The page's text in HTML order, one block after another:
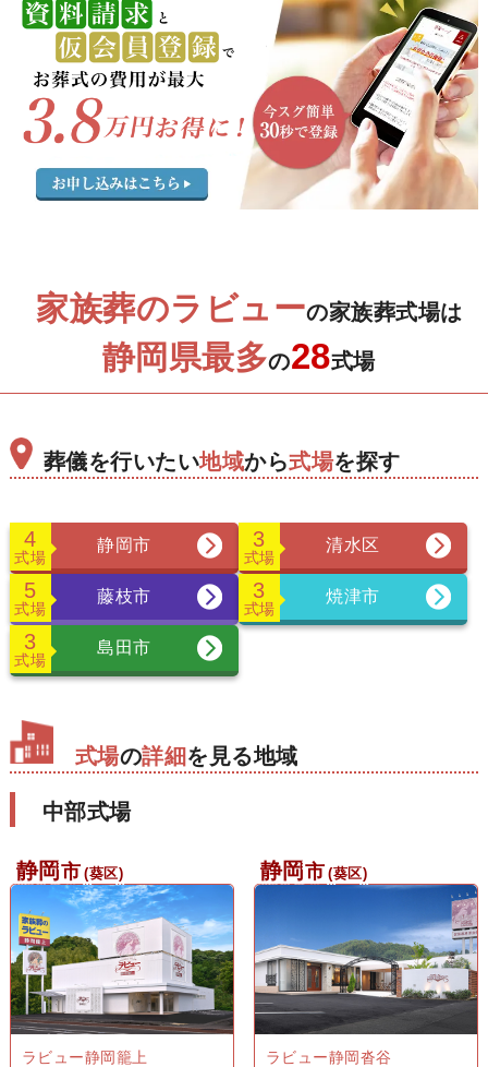
家族葬のラビューの家族葬式場は
静岡県最多の28式場
葬儀を行いたい地域から式場を探す
4
式場
静岡市 3
式場
清水区
5
式場
藤枝市 3
式場
焼津市
3
式場
島田市
式場の詳細を見る地域
中部式場
静岡市 (葵区)
ラビュー静岡籠上
静岡市 (葵区)
ラビュー静岡沓谷